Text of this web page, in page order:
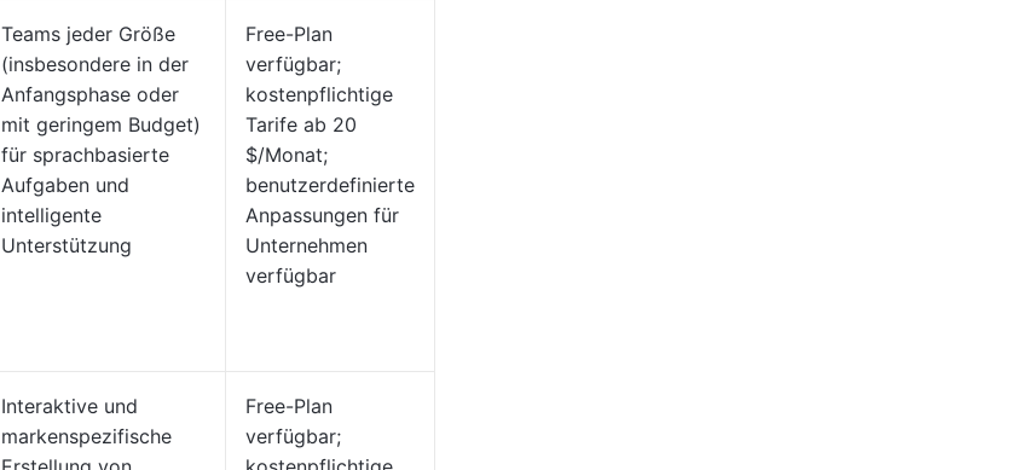
Teams jeder Größe
(insbesondere in der
Anfangsphase oder
mit geringem Budget)
für sprachbasierte
Aufgaben und
intelligente
Unterstützung
Free-Plan
verfügbar;
kostenpflichtige
Tarife ab 20
$/Monat;
benutzerdefinierte
Anpassungen für
Unternehmen
verfügbar
Interaktive und
markenspezifische
Free-Plan
verfügbar;